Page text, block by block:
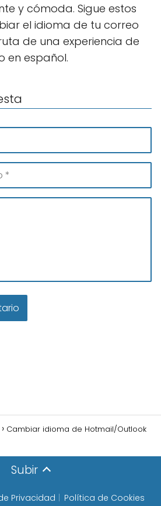
y cómoda. Sigue estos
el idioma de tu correo
de una experiencia de
en español.
Cambiar idioma de Hotmail/Outlook
Subir
Privacidad Política de Cookies